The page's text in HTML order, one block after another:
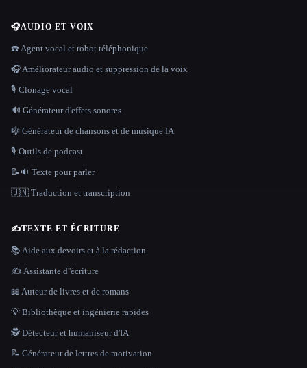
🎧AUDIO ET VOIX
☎️ Agent vocal et robot téléphonique
🎧 Améliorateur audio et suppression de la voix
🎙️ Clonage vocal
🔊 Générateur d'effets sonores
🎼 Générateur de chansons et de musique IA
🎙️ Outils de podcast
📝🔉 Texte pour parler
🇺🇳 Traduction et transcription
✍️TEXTE ET ÉCRITURE
📚 Aide aux devoirs et à la rédaction
✍️ Assistante d''écriture
📖 Auteur de livres et de romans
💡 Bibliothèque et ingénierie rapides
🕵️ Détecteur et humaniseur d'IA
📝 Générateur de lettres de motivation